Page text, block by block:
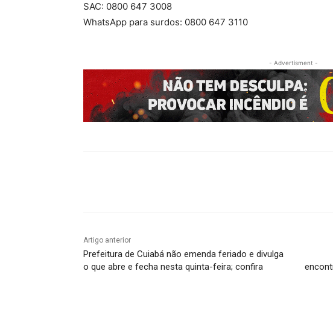
SAC: 0800 647 3008
WhatsApp para surdos: 0800 647 3110
- Advertisment -
Artigo anterior
Prefeitura de Cuiabá não emenda feriado e divulga
o que abre e fecha nesta quinta-feira; confira